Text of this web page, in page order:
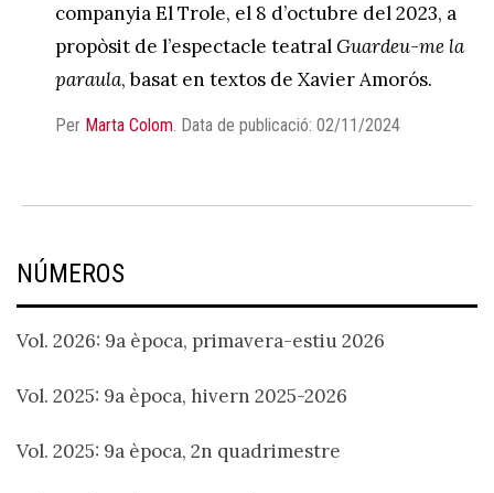
companyia El Trole, el 8 d’octubre del 2023, a
propòsit de l’espectacle teatralGuardeu-me la
paraula, basat en textos de Xavier Amorós.
Per Marta Colom. Data de publicació: 02/11/2024
NÚMEROS
Vol. 2026: 9a època, primavera-estiu 2026
Vol. 2025: 9a època, hivern 2025-2026
Vol. 2025: 9a època, 2n quadrimestre